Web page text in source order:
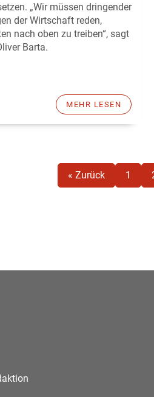
„Wir müssen dringender
der Wirtschaft reden,
nach oben zu treiben“, sagt
Barta.
MEHR LESEN
« Zurück 1